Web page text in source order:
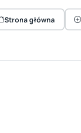
Strona główna